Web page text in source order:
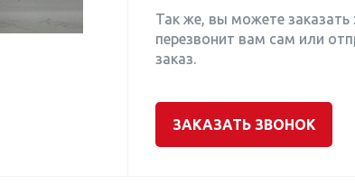
Так же, вы можете
перезвонит вам сам или
заказ.
ЗАКАЗАТЬ ЗВОНОК